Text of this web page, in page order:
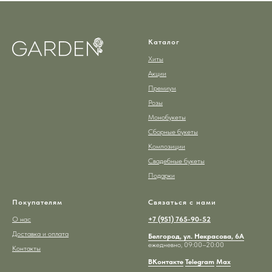
Каталог
Хиты
Акции
Премиум
Розы
Монобукеты
Сборные букеты
Композиции
Свадебные букеты
Подарки
Покупателям
О нас
Доставка и оплата
Контакты
Связаться с нами
+7 (951) 765-90-52
Белгород, ул. Некрасова, 6А
ежедневно, 09:00–20:00
ВКонтакте Telegram Max